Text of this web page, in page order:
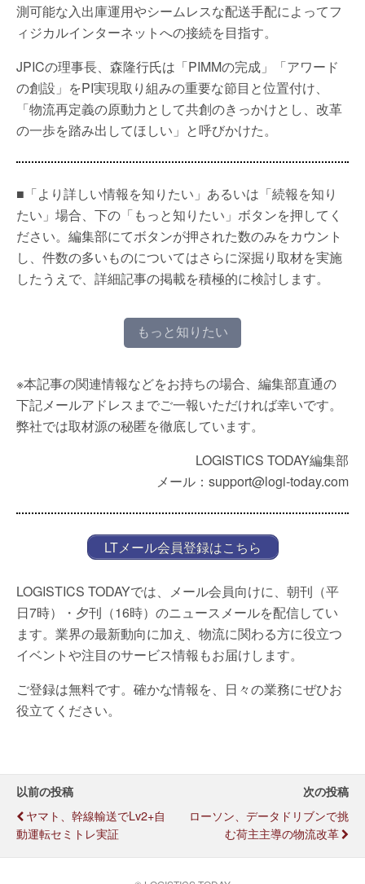
測可能な入出庫運用やシームレスな配送手配によってフ
ィジカルインターネットへの接続を目指す。
JPICの理事長、森隆行氏は「PIMMの完成」「アワード
の創設」をPI実現取り組みの重要な節目と位置付け、
「物流再定義の原動力として共創のきっかけとし、改革
の一歩を踏み出してほしい」と呼びかけた。
■「より詳しい情報を知りたい」あるいは「続報を知り
たい」場合、下の「もっと知りたい」ボタンを押してく
ださい。編集部にてボタンが押された数のみをカウント
し、件数の多いものについてはさらに深掘り取材を実施
したうえで、詳細記事の掲載を積極的に検討します。
もっと知りたい
※本記事の関連情報などをお持ちの場合、編集部直通の
下記メールアドレスまでご一報いただければ幸いです。
弊社では取材源の秘匿を徹底しています。
LOGISTICS TODAY編集部
メール：support@logi-today.com
LTメール会員登録はこちら
LOGISTICS TODAYでは、メール会員向けに、朝刊（平
日7時）・夕刊（16時）のニュースメールを配信してい
ます。業界の最新動向に加え、物流に関わる方に役立つ
イベントや注目のサービス情報もお届けします。
ご登録は無料です。確かな情報を、日々の業務にぜひお
役立てください。
以前の投稿
ヤマト、幹線輸送でLv2+自
動運転セミトレ実証
次の投稿
ローソン、データドリブンで挑
む荷主主導の物流改革